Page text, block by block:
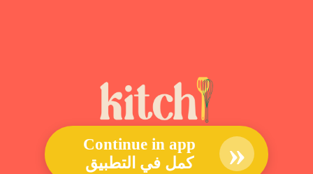
Continue in app
كمل في التطبيق
»